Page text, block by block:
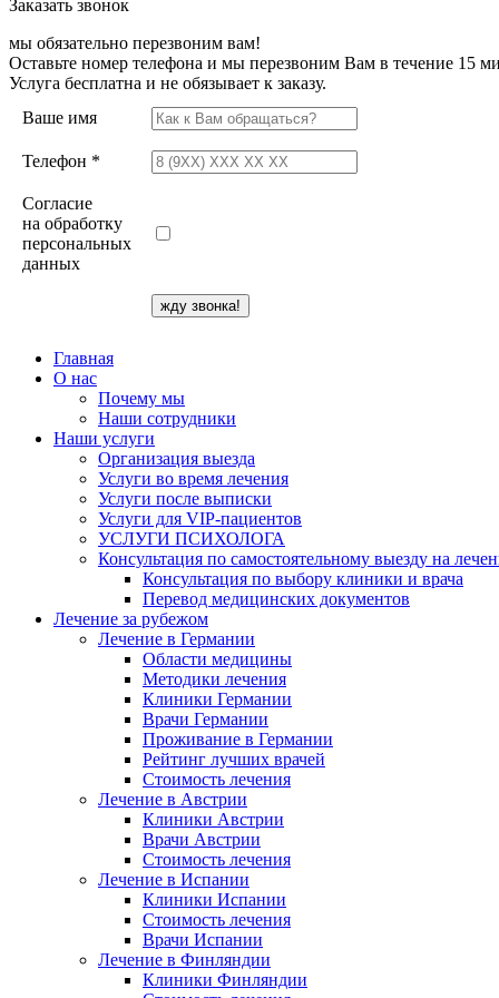
Заказать звонок
мы обязательно перезвоним вам!
Оставьте номер телефона и мы перезвоним Вам в течение 15
Услуга бесплатна и не обязывает к заказу.
Ваше имя
Телефон *
Согласие
на обработку
персональных
данных
Главная
О нас
Почему мы
Наши сотрудники
Наши услуги
Организация выезда
Услуги во время лечения
Услуги после выписки
Услуги для VIP-пациентов
УСЛУГИ ПСИХОЛОГА
Консультация по самостоятельному выезду на
Консультация по выбору клиники и врача
Перевод медицинских документов
Лечение за рубежом
Лечение в Германии
Области медицины
Методики лечения
Клиники Германии
Врачи Германии
Проживание в Германии
Рейтинг лучших врачей
Стоимость лечения
Лечение в Австрии
Клиники Австрии
Врачи Австрии
Стоимость лечения
Лечение в Испании
Клиники Испании
Стоимость лечения
Врачи Испании
Лечение в Финляндии
Клиники Финляндии